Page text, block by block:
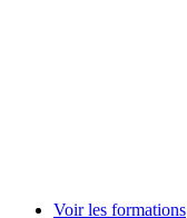
Voir les formations